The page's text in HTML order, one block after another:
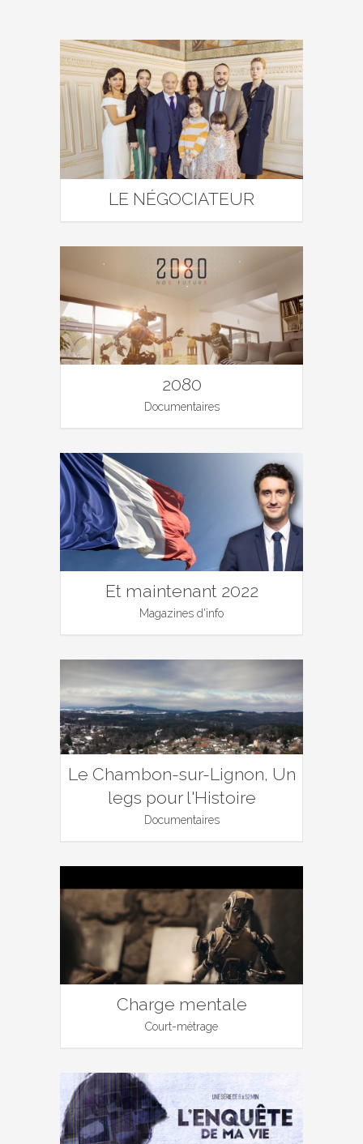
LE NÉGOCIATEUR
2080
Documentaires
Et maintenant 2022
Magazines d'info
Le Chambon-sur-Lignon, Un
legs pour l'Histoire
Documentaires
Charge mentale
Court-métrage